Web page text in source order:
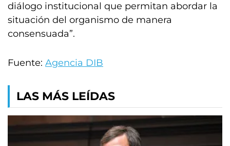
diálogo institucional que permitan abordar la
situación del organismo de manera
consensuada”.
Fuente: Agencia DIB
LAS MÁS LEÍDAS